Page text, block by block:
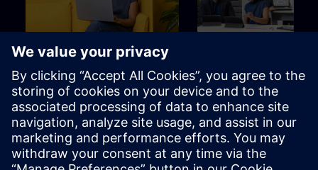
3m
SITRAIN – Characteristics
and differentiation of the
learning formats
Find the right learning format for
your needs
Brosúra
Learning Event
Tökéletes választás egy adott
tanulási cél eléréséhez a
legrövidebb idő alatt.
Csatorna